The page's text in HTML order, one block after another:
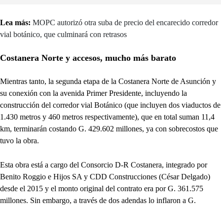
Lea más: MOPC autorizó otra suba de precio del encarecido corredor
vial botánico, que culminará con retrasos
Costanera Norte y accesos, mucho más barato
Mientras tanto, la segunda etapa de la Costanera Norte de Asunción y
su conexión con la avenida Primer Presidente, incluyendo la
construcción del corredor vial Botánico (que incluyen dos viaductos de
1.430 metros y 460 metros respectivamente), que en total suman 11,4
km, terminarán costando G. 429.602 millones, ya con sobrecostos que
tuvo la obra.
Esta obra está a cargo del Consorcio D-R Costanera, integrado por
Benito Roggio e Hijos SA y CDD Construcciones (César Delgado)
desde el 2015 y el monto original del contrato era por G. 361.575
millones. Sin embargo, a través de dos adendas lo inflaron a G.